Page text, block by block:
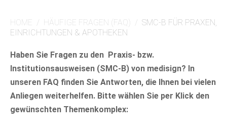
HOME HÄUFIGE FRAGEN (FAQ)
SMC-B FÜR PRAXEN,
EINRICHTUNGEN & APOTHEKEN
Haben Sie Fragen zu den Praxis- bzw.
Institutionsausweisen (SMC-B) von medisign? In
unseren FAQ finden Sie Antworten, die Ihnen bei vielen
Anliegen weiterhelfen. Bitte wählen Sie per Klick den
gewünschten Themenkomplex: